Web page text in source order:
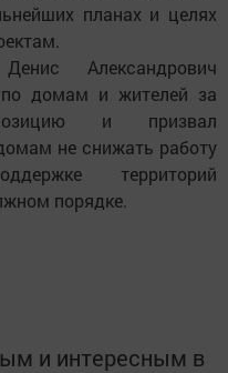
планах и целях
Александрович
по домам и жителей за
и призвал
не снижать работу
территорий
порядке.
и интересным в